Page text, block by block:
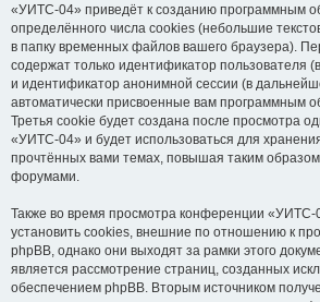
«УИТС-04» приведёт к созданию программным
определённого числа cookies (небольшие
в папку временных файлов вашего браузера).
содержат только идентификатор пользователя
и идентификатор анонимной сессии (в
автоматически присвоенные вам программным
Третья cookie будет создана после просмотра
«УИТС-04» и будет использоваться для
прочтённых вами темах, повышая таким
форумами.
Также во время просмотра конференции
установить cookies, внешние по отношению к
phpBB, однако они выходят за рамки этого
является рассмотрение страниц, созданных
обеспечением phpBB. Вторым источником